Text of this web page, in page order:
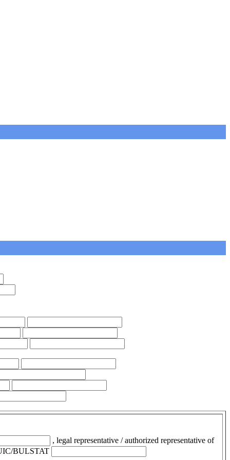
, legal representative / authorized representative of
BULSTAT